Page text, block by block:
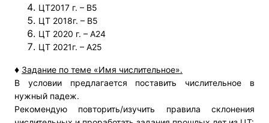
ЦТ2017 г. – В5
ЦТ 2018г. – В5
ЦТ 2020 г. – А24
ЦТ 2021г. – А25
♦ Задание по теме «Имя числительное».
В условии предлагается поставить числительное в
нужный падеж.
Рекомендую повторить/изучить правила склонения